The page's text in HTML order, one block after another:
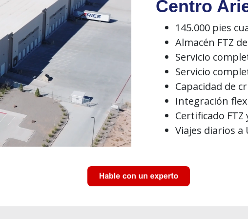
Centro
145.000 pies
Almacén FTZ
Servicio
Servicio
Capacidad de
Integración
Certificado FTZ
Viajes diarios a